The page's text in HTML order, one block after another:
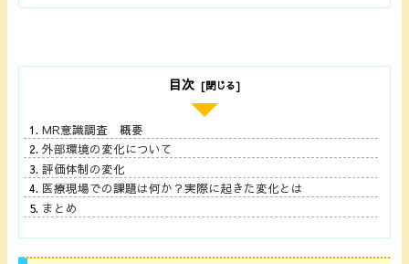
目次
MR意識調査 概要
外部環境の変化について
評価体制の変化
医療現場での課題は何か？実際に起きた変化とは
まとめ